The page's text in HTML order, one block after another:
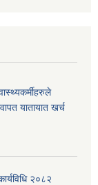
यातायात खर्च
२०८२